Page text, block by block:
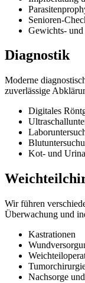
Senioren-
Gewichts- und
Diagnostik
Moderne
zuverlässige
Digitales
Kot- und
Wir führen
Überwachung und
Kastrationen
Nachsorge